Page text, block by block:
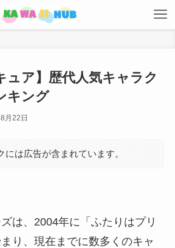
ュア】歴代人気キャラク
キング
月22日
には広告が含まれています。
は、2004年に「ふたりはプリ
り、現在までに数多くのキャ